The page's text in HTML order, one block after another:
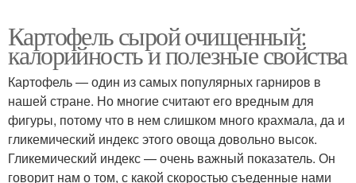
Картофель сырой очищенный:
калорийность и полезные свойства
Картофель — один из самых популярных гарниров в
нашей стране. Но многие считают его вредным для
фигуры, потому что в нем слишком много крахмала, да и
гликемический индекс этого овоща довольно высок.
Гликемический индекс — очень важный показатель. Он
говорит нам о том, с какой скоростью съеденные нами